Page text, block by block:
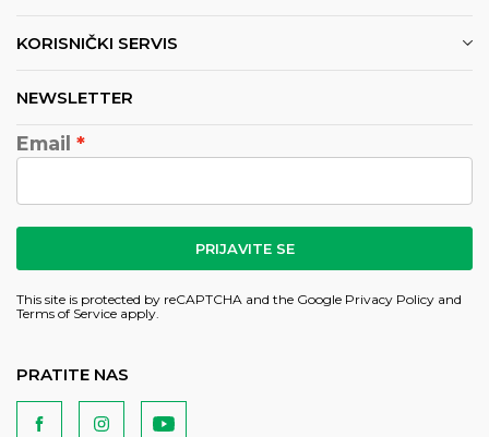
KORISNIČKI SERVIS
NEWSLETTER
Email
PRIJAVITE SE
This site is protected by reCAPTCHA and the Google Privacy Policy and
Terms of Service apply.
PRATITE NAS